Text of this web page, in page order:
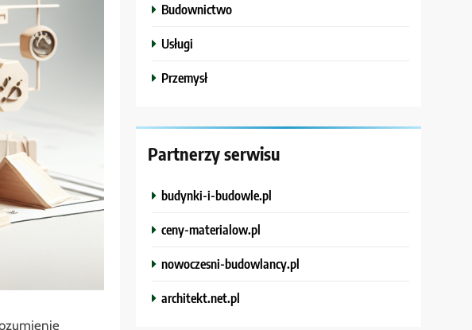
Budownictwo
Usługi
Przemysł
Partnerzy serwisu
budynki-i-budowle.pl
ceny-materialow.pl
nowoczesni-budowlancy.pl
architekt.net.pl